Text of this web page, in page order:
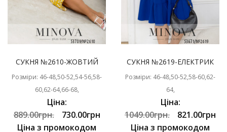
СУКНЯ №2610-ЖОВТИЙ
Розміри: 46-48,50-52,54-56,58-
60,62-64,66-68,
Ціна:
889.00грн.
730.00грн
Ціна з промокодом
СУКНЯ №2619-ЕЛЕКТРИК
Розміри: 46-48,50-52,58-60,62-
64,
Ціна:
1049.00грн.
821.00грн
Ціна з промокодом